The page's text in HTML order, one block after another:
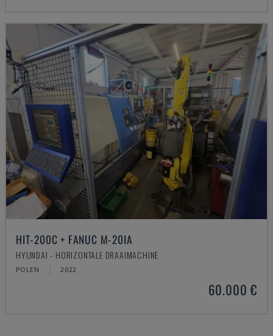
HIT-200C + FANUC M-20IA
HYUNDAI - HORIZONTALE DRAAIMACHINE
POLEN 2022
60.000 €